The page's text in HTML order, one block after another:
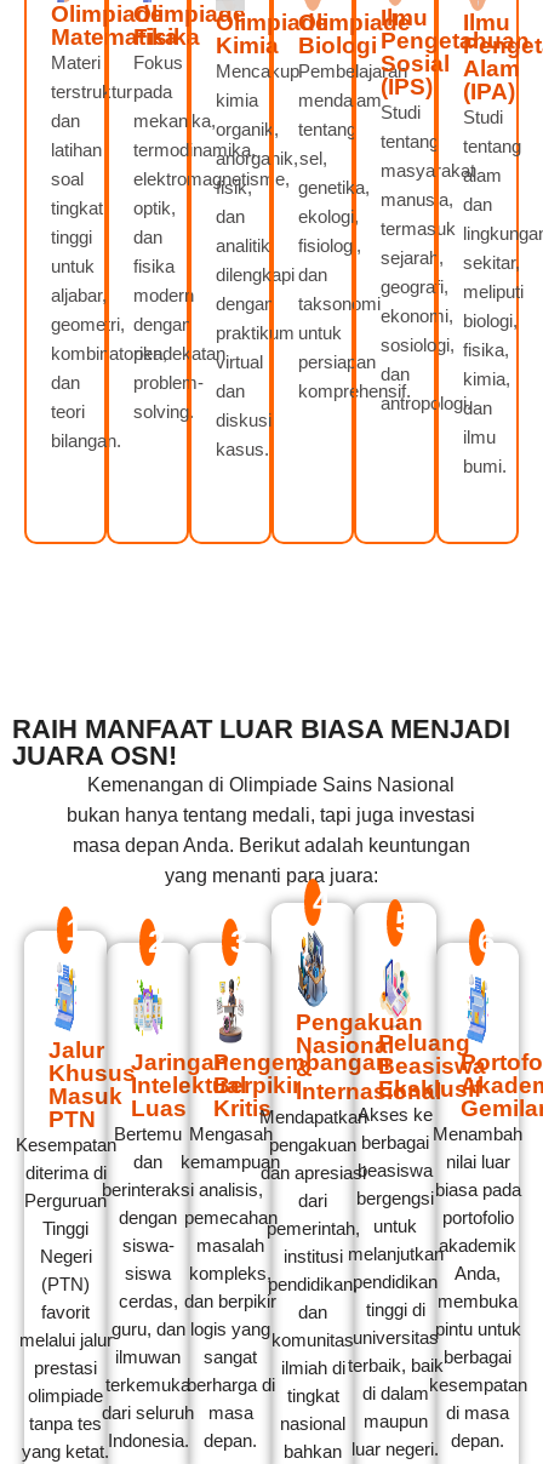
Olimpiade
Matematika
Materi
terstruktur
dan
latihan
soal
tingkat
tinggi
untuk
aljabar,
geometri,
kombinatorika,
dan
teori
bilangan.
Olimpiade
Fisika
Fokus
pada
mekanika,
termodinamika,
elektromagnetisme,
optik,
dan
fisika
modern
dengan
pendekatan
problem-
solving.
Olimpiade
Kimia
Mencakup
kimia
organik,
anorganik,
fisik,
dan
analitik,
dilengkapi
dengan
praktikum
virtual
dan
diskusi
kasus.
Olimpiade
Biologi
Pembelajaran
mendalam
tentang
sel,
genetika,
ekologi,
fisiologi,
dan
taksonomi
untuk
persiapan
komprehensif.
Ilmu
Pengetahuan
Sosial
(IPS)
Studi
tentang
masyarakat
manusia,
termasuk
sejarah,
geografi,
ekonomi,
sosiologi,
dan
antropologi.
Ilmu
Alam
(IPA)
Studi
tentang
alam
dan
sekitar,
meliputi
biologi,
fisika,
kimia,
dan
ilmu
bumi.
RAIH MANFAAT LUAR BIASA MENJADI
JUARA OSN!
Kemenangan di Olimpiade Sains Nasional
bukan hanya tentang medali, tapi juga investasi
masa depan Anda. Berikut adalah keuntungan
yang menanti para juara:
1
Jalur
Khusus
Masuk
PTN
Kesempatan
diterima di
Perguruan
Tinggi
Negeri
(PTN)
favorit
melalui jalur
prestasi
olimpiade
tanpa tes
yang ketat.
2
Jaringan
Intelektual
Luas
Bertemu
dan
berinteraksi
dengan
siswa-
siswa
cerdas,
guru, dan
ilmuwan
terkemuka
dari seluruh
Indonesia.
3
Pengembangan
Berpikir
Kritis
Mengasah
kemampuan
analisis,
pemecahan
masalah
kompleks,
dan berpikir
logis yang
sangat
berharga di
masa
depan.
4
Pengakuan
Nasional
&
Internasional
Mendapatkan
pengakuan
dan apresiasi
dari
pemerintah,
institusi
pendidikan,
dan
komunitas
ilmiah di
tingkat
nasional
bahkan
5
Peluang
Beasiswa
Eksklusif
Akses ke
berbagai
beasiswa
bergengsi
untuk
melanjutkan
pendidikan
tinggi di
universitas
terbaik, baik
di dalam
maupun
luar negeri.
6
Menambah
nilai luar
biasa pada
portofolio
akademik
Anda,
membuka
pintu untuk
berbagai
kesempatan
di masa
depan.